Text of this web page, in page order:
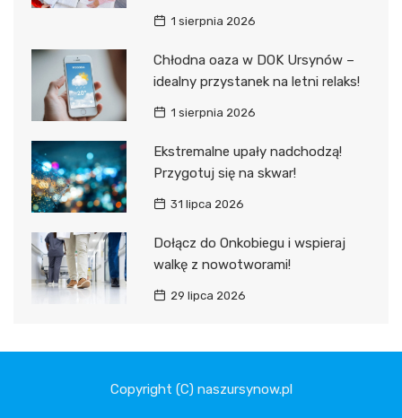
1 sierpnia 2026
Chłodna oaza w DOK Ursynów –
idealny przystanek na letni relaks!
1 sierpnia 2026
Ekstremalne upały nadchodzą!
Przygotuj się na skwar!
31 lipca 2026
Dołącz do Onkobiegu i wspieraj
walkę z nowotworami!
29 lipca 2026
Copyright (C) naszursynow.pl